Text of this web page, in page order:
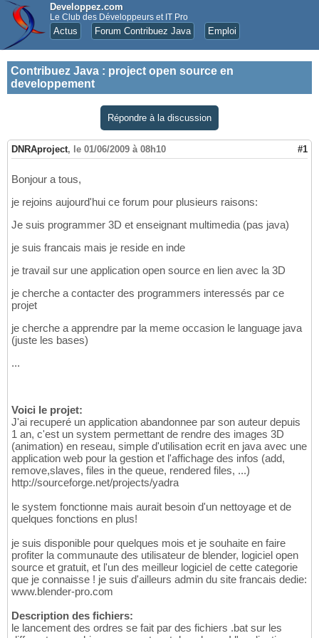
Developpez.com
Le Club des Développeurs et IT Pro
Actus Forum Contribuez Java Emploi
Contribuez Java : project open source en
developpement
Répondre à la discussion
DNRAproject, le 01/06/2009 à 08h10 #1
Bonjour a tous,
je rejoins aujourd'hui ce forum pour plusieurs raisons:
Je suis programmer 3D et enseignant multimedia (pas java)
je suis francais mais je reside en inde
je travail sur une application open source en lien avec la 3D
je cherche a contacter des programmers interessés par ce
projet
je cherche a apprendre par la meme occasion le language java
(juste les bases)
...
Voici le projet:
J'ai recuperé un application abandonnee par son auteur depuis
1 an, c'est un system permettant de rendre des images 3D
(animation) en reseau, simple d'utilisation ecrit en java avec une
application web pour la gestion et l'affichage des infos (add,
remove,slaves, files in the queue, rendered files, ...)
http://sourceforge.net/projects/yadra
le system fonctionne mais aurait besoin d'un nettoyage et de
quelques fonctions en plus!
je suis disponible pour quelques mois et je souhaite en faire
profiter la communaute des utilisateur de blender, logiciel open
source et gratuit, et l'un des meilleur logiciel de cette categorie
que je connaisse ! je suis d'ailleurs admin du site francais dedie:
www.blender-pro.com
Description des fichiers:
le lancement des ordres se fait par des fichiers .bat sur les